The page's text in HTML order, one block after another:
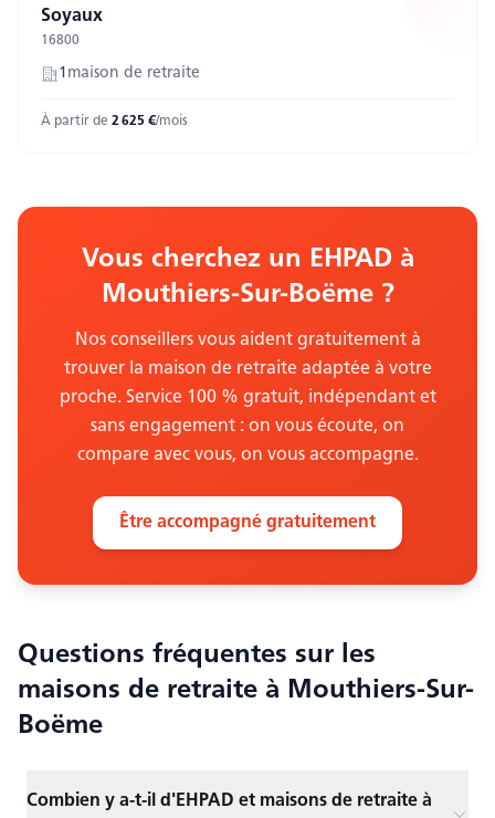
Soyaux
16800
1 maison de retraite
À partir de 2 625 €/mois
Vous cherchez un EHPAD à
Mouthiers-Sur-Boëme?
Nos conseillers vous aident gratuitement à
trouver la maison de retraite adaptée à votre
proche. Service 100 % gratuit, indépendant et
sans engagement : on vous écoute, on
compare avec vous, on vous accompagne.
Être accompagné gratuitement
Questions fréquentes sur les
maisons de retraite à Mouthiers-Sur-
Boëme
Combien y a-t-il d'EHPAD et maisons de retraite à